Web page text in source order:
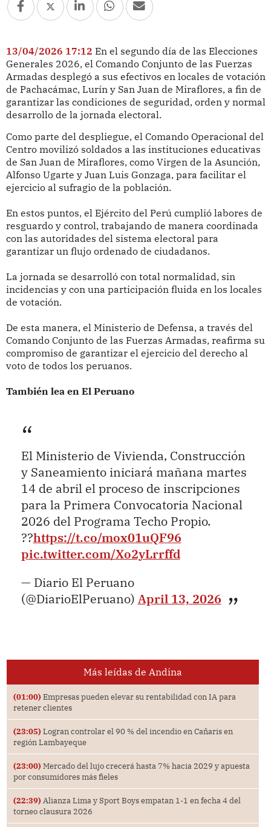
13/04/2026 17:12 En el segundo día de las Elecciones
Generales 2026, el Comando Conjunto de las Fuerzas
Armadas desplegó a sus efectivos en locales de votación
de Pachacámac, Lurín y San Juan de Miraflores, a fin de
garantizar las condiciones de seguridad, orden y normal
desarrollo de la jornada electoral.
Como parte del despliegue, el Comando Operacional del
Centro movilizó soldados a las instituciones educativas
de San Juan de Miraflores, como Virgen de la Asunción,
Alfonso Ugarte y Juan Luis Gonzaga, para facilitar el
ejercicio al sufragio de la población.
En estos puntos, el Ejército del Perú cumplió labores de
resguardo y control, trabajando de manera coordinada
con las autoridades del sistema electoral para
garantizar un flujo ordenado de ciudadanos.
La jornada se desarrolló con total normalidad, sin
incidencias y con una participación fluida en los locales
de votación.
De esta manera, el Ministerio de Defensa, a través del
Comando Conjunto de las Fuerzas Armadas, reafirma su
compromiso de garantizar el ejercicio del derecho al
voto de todos los peruanos.
También lea en El Peruano
El Ministerio de Vivienda, Construcción
y Saneamiento iniciará mañana martes
14 de abril el proceso de inscripciones
para la Primera Convocatoria Nacional
2026 del Programa Techo Propio.
??https://t.co/mox01uQF96
pic.twitter.com/Xo2yLrrffd
— Diario El Peruano
(@DiarioElPeruano) April 13, 2026
Más leídas de Andina
(01:00) Empresas pueden elevar su rentabilidad con IA para
retener clientes
(23:05) Logran controlar el 90 % del incendio en Cañaris en
región Lambayeque
(23:00) Mercado del lujo crecerá hasta 7% hacia 2029 y apuesta
por consumidores más fieles
(22:39) Alianza Lima y Sport Boys empatan 1-1 en fecha 4 del
torneo clausura 2026